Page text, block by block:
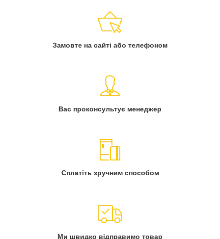
Замовте на сайті або телефоном
Вас проконсультує менеджер
Сплатіть зручним способом
Ми швидко відправимо товар